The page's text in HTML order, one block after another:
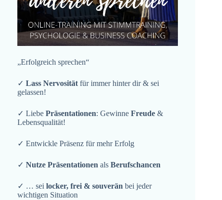
„Erfolgreich sprechen“
✓ Lass Nervositätfür immer hinter dir & sei
gelassen!
✓ Liebe Präsentationen: Gewinne Freude &
Lebensqualität!
✓ Entwickle Präsenz für mehr Erfolg
✓ Nutze Präsentationen als Berufschancen
✓ … sei locker, frei & souverän bei jeder
wichtigen Situation